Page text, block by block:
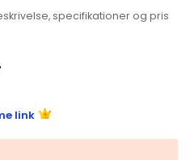
specifikationer og pris
link